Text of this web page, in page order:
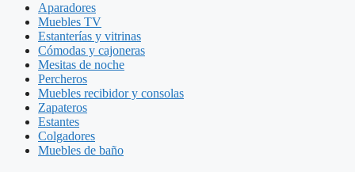
Aparadores
Muebles TV
Estanterías y vitrinas
Cómodas y cajoneras
Mesitas de noche
Percheros
Muebles recibidor y consolas
Zapateros
Estantes
Colgadores
Muebles de baño